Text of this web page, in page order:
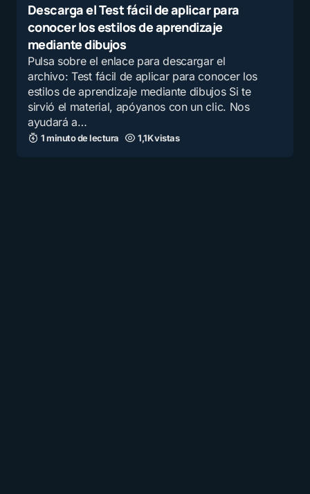
Descarga el Test fácil de aplicar para
conocer los estilos de aprendizaje
mediante dibujos
Pulsa sobre el enlace para descargar el
archivo: Test fácil de aplicar para conocer los
estilos de aprendizaje mediante dibujos Si te
sirvió el material, apóyanos con un clic. Nos
ayudará a…
1 minuto de lectura 1,1K vistas